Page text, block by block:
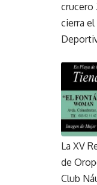
crucero
cierra
La XV
de
Club